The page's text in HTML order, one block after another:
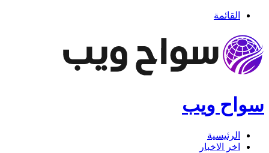
القائمة
سواح ويب
الرئيسية
اخر الاخبار